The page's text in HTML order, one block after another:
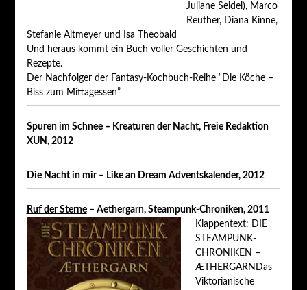
Juliane Seidel), Marco
Reuther, Diana Kinne,
Stefanie Altmeyer und Isa Theobald
Und heraus kommt ein Buch voller Geschichten und
Rezepte.
Der Nachfolger der Fantasy-Kochbuch-Reihe “Die Köche –
Biss zum Mittagessen”
Spuren im Schnee – Kreaturen der Nacht, Freie Redaktion
XUN, 2012
Die Nacht in mir – Like an Dream Adventskalender, 2012
Ruf der Sterne– Aethergarn, Steampunk-Chroniken, 2011
Klappentext: DIE
STEAMPUNK-
CHRONIKEN –
ÆTHERGARNDas
Viktorianische